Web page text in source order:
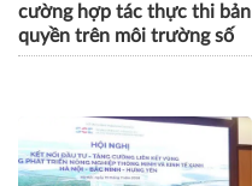
cường hợp tác thực thi bản
quyền trên môi trường số